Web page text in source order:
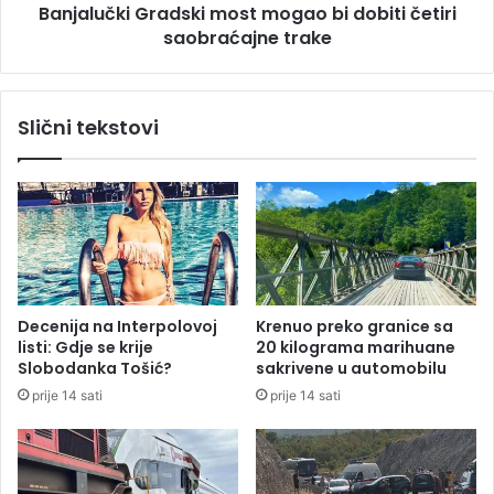
d
t
u
R
e
p
u
b
l
i
c
i
S
r
p
s
m
o
s
t
m
g
a
b
i
d
o
Banjalučki Gradski most mogao bi dobiti četiri
saobraćajne trake
Slični tekstovi
Decenija na Interpolovoj
listi: Gdje se krije
Slobodanka Tošić?
prije 14 sati
Krenuo preko granice sa
20 kilograma marihuane
sakrivene u automobilu
prije 14 sati